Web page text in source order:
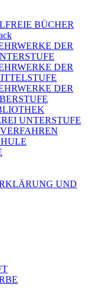
BÜCHER
DER
DER
DER
UNTERSTUFE
UND